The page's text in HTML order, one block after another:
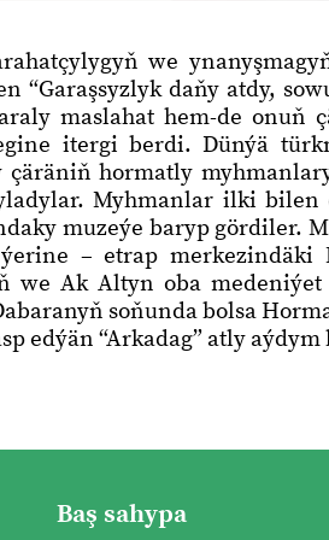
we
“Garaşsyzlyk daňy atdy,
maslahat hem-de onuň
itergi berdi. Dünýä
çäräniň hormatly
Myhmanlar ilki bilen
muzeýe baryp gördiler.
– etrap
we Ak Altyn oba
soňunda bolsa
edýän “Arkadag” atly
Baş sahypa